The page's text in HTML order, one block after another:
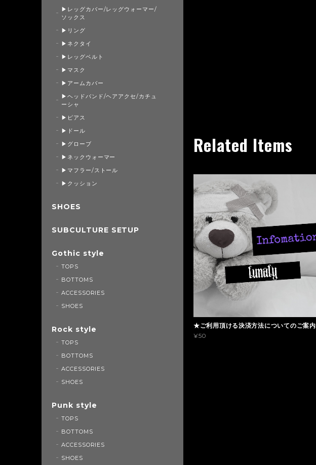
Related Items
★ご利用頂ける決済方法についてのご案内
¥50
▶レッグカバー/レッグウォーマー/
ソックス
▶リング
▶ネクタイ
▶レッグベルト
▶マスク
▶アームカバー
▶ヘッドバンド/ヘアアクセ/カチュ
ーシャ
▶ピアス
▶ドール
▶グローブ
▶ネックウォーマー
▶マフラー/ストール
▶クッション
SHOES
SUBCULTURE SETUP
Gothic style
TOPS
BOTTOMS
ACCESSORIES
SHOES
Rock style
TOPS
BOTTOMS
ACCESSORIES
SHOES
Punk style
TOPS
BOTTOMS
ACCESSORIES
SHOES